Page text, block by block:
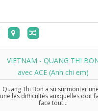
VIETNAM - QUANG THI
avec ACE (Anh chi em)
Quang Thi Bon a su surmonter
une les difficultés auxquelles doit
face tout...